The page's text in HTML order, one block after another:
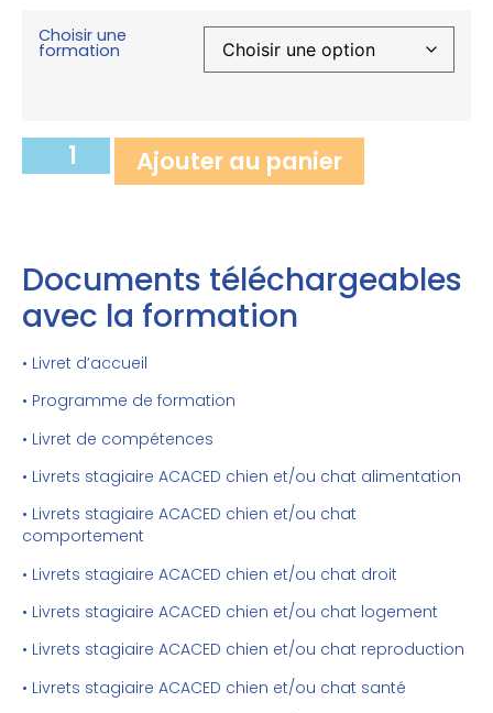
Choisir une
formation
Ajouter au panier
Documents téléchargeables
avec la formation
• Livret d’accueil
• Programme de formation
• Livret de compétences
• Livrets stagiaire ACACED chien et/ou chat alimentation
• Livrets stagiaire ACACED chien et/ou chat
comportement
• Livrets stagiaire ACACED chien et/ou chat droit
• Livrets stagiaire ACACED chien et/ou chat logement
• Livrets stagiaire ACACED chien et/ou chat reproduction
• Livrets stagiaire ACACED chien et/ou chat santé